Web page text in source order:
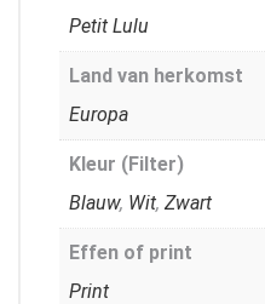
Petit Lulu
Land van herkomst
Europa
Kleur (Filter)
Blauw, Wit, Zwart
Effen of print
Print